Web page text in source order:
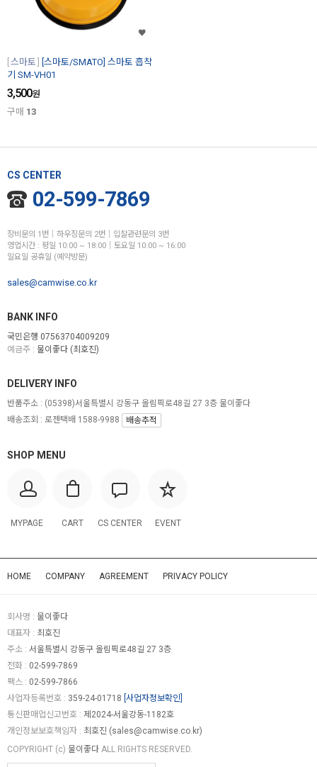
스마토
[스마토/SMATO] 스마토 흡착
기 SM-VH01
3,500원
구매 13
CS CENTER
02-599-7869
장비문의 1번│하우징문의 2번│입찰관련문의 3번
영업시간 : 평일 10:00 ~ 18:00│토요일 10:00 ~ 16:00
일요일 공휴일 (예약방문)
sales@camwise.co.kr
BANK INFO
국민은행 07563704009209
예금주 : 물이좋다 (최호진)
SHOP MENU
MYPAGE CART CS CENTER EVENT
DELIVERY INFO
반품주소 : (05398)서울특별시 강동구 올림픽로48길 27 3층 물이좋다
배송조회 : 로젠택배 1588-9988
배송추적
HOME COMPANY AGREEMENT PRIVACY POLICY
회사명 : 물이좋다
대표자 : 최호진
주소 : 서울특별시 강동구 올림픽로48길 27 3층
전화 : 02-599-7869
팩스 : 02-599-7866
사업자등록번호 : 359-24-01718 [사업자정보확인]
통신판매업신고번호 : 제2024-서울강동-1182호
개인정보보호책임자 : 최호진 (sales@camwise.co.kr)
COPYRIGHT (c) 물이좋다 ALL RIGHTS RESERVED.